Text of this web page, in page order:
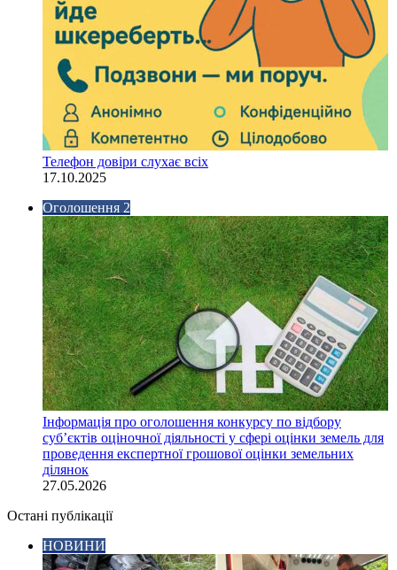
Телефон довіри слухає всіх
17.10.2025
Оголошення 2
Інформація про оголошення конкурсу по відбору
суб’єктів оціночної діяльності у сфері оцінки земель для
проведення експертної грошової оцінки земельних
ділянок
27.05.2026
Остані публікації
НОВИНИ